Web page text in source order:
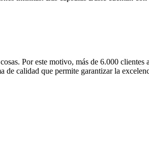
Por este motivo, más de 6.000
de calidad que permite garantizar la